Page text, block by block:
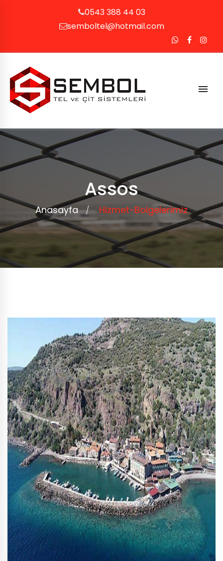
0543 388 44 03
semboltel@hotmail.com
Assos
Anasayfa Hizmet-Bolgelerimiz